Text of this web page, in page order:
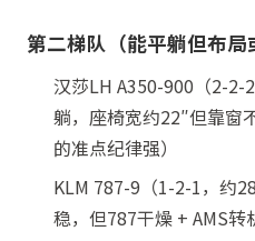
第二梯队（能平躺但布局
汉莎LH A350-900（2-2-
躺，座椅宽约22″但靠窗
的准点纪律强）
KLM 787-9（1-2-1，约
稳，但787干燥 + AMS转